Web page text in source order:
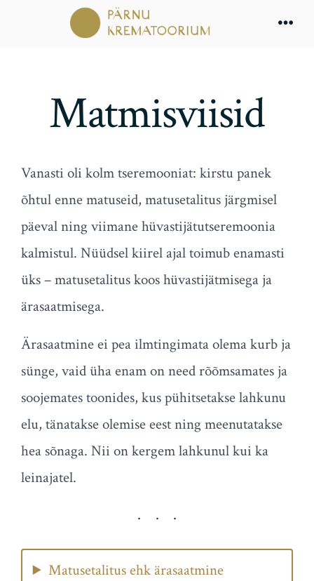
Matmisviisid
Vanasti oli kolm tseremooniat: kirstu panek
õhtul enne matuseid, matusetalitus järgmisel
päeval ning viimane hüvastijätutseremoonia
kalmistul. Nüüdsel kiirel ajal toimub enamasti
üks – matusetalitus koos hüvastijätmisega ja
ärasaatmisega.
Ärasaatmine ei pea ilmtingimata olema kurb ja
sünge, vaid üha enam on need rõõmsamates ja
soojemates toonides, kus pühitsetakse lahkunu
elu, tänatakse olemise eest ning meenutatakse
hea sõnaga. Nii on kergem lahkunul kui ka
leinajatel.
Matusetalitus ehk ärasaatmine